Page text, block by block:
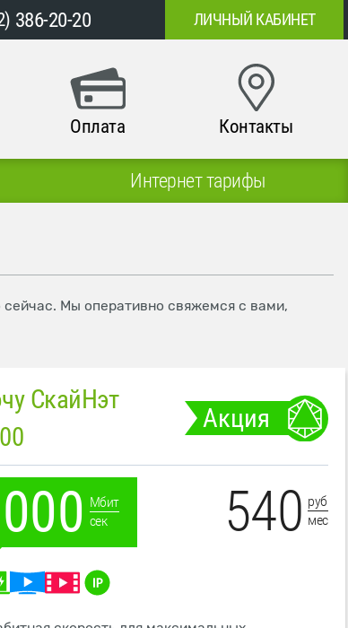
386-20-20 ЛИЧНЫЙ КАБИНЕТ
Оплата Контакты
Интернет тарифы
Мы оперативно свяжемся с вами,
СкайНэт
Акция
Мбит
сек
540 руб
мес